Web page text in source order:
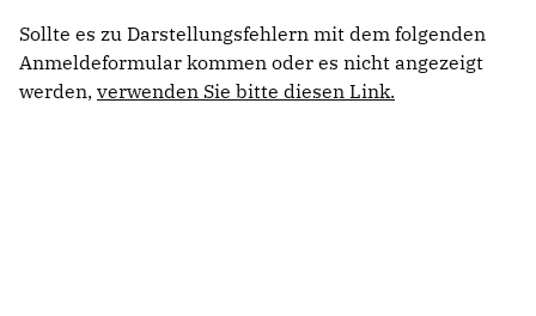
SPENDEN
Mitglied werden
Sollte es zu Darstellungsfehlern mit dem folgenden
Anmeldeformular kommen oder es nicht angezeigt
werden, verwenden Sie bitte diesen Link.